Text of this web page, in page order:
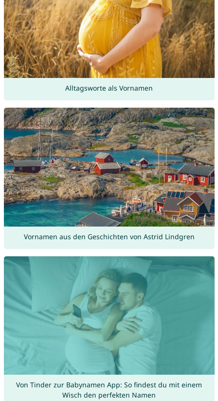
Alltagsworte als Vornamen
Vornamen aus den Geschichten von Astrid Lindgren
Von Tinder zur Babynamen App: So findest du mit einem
Wisch den perfekten Namen